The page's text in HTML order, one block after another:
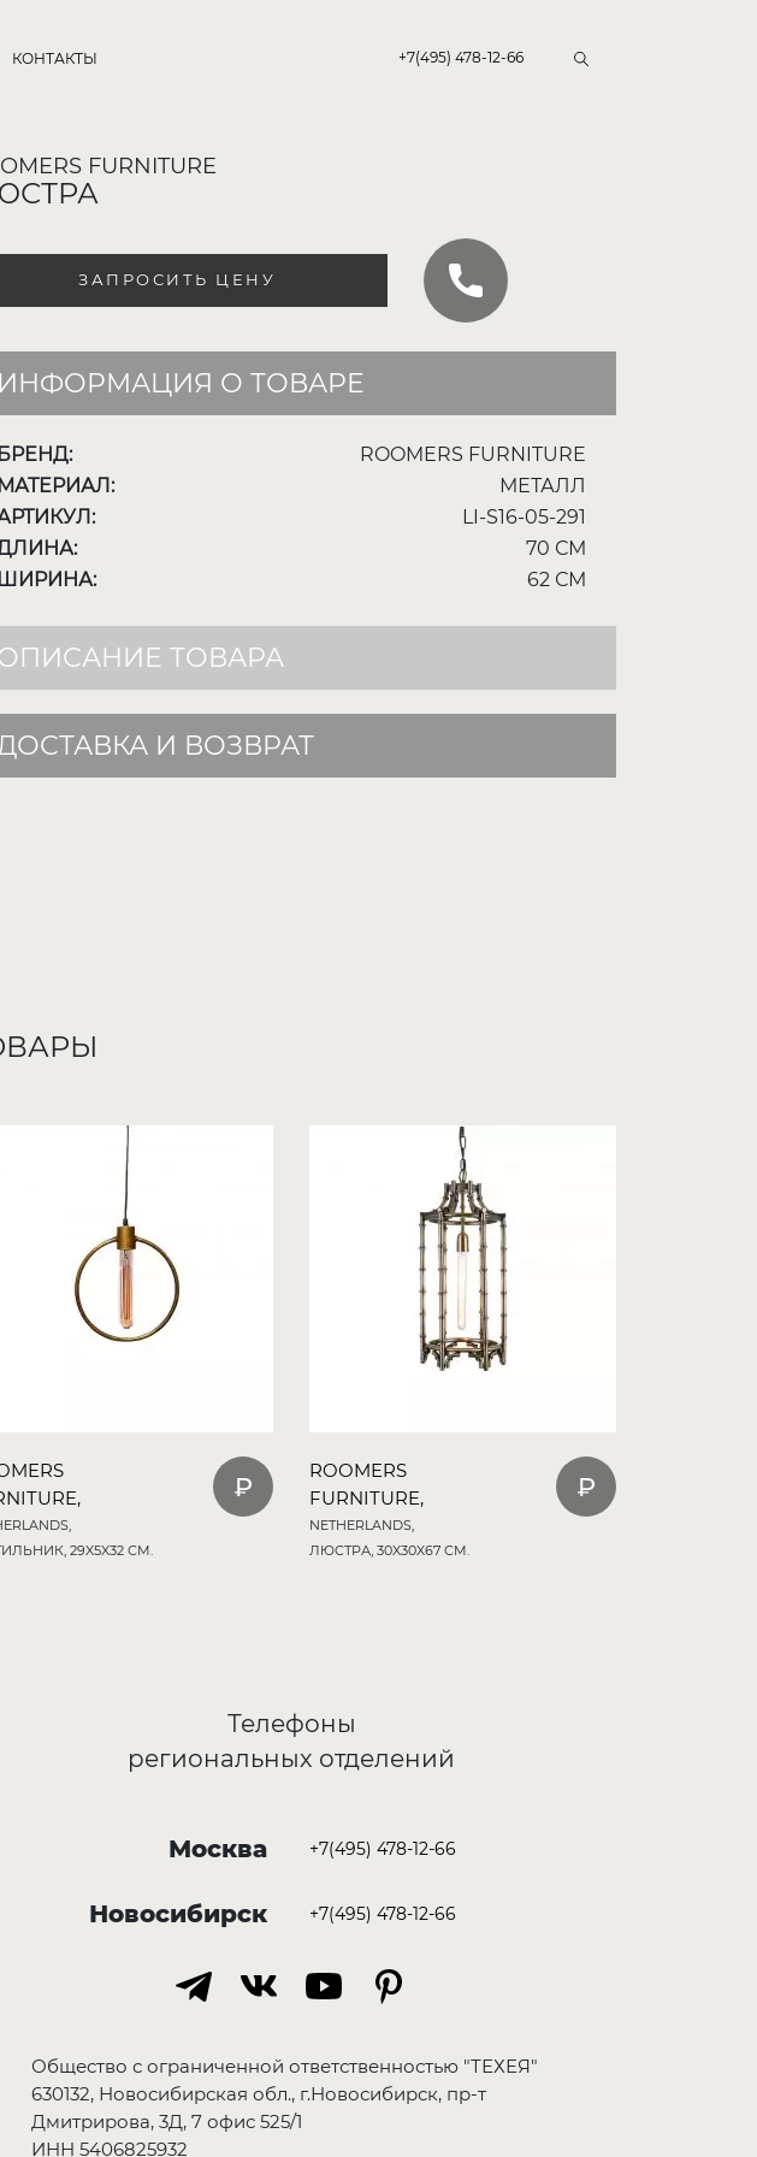
КОНТАКТЫ +7(495) 478-12-66
FURNITURE
ЗАПРОСИТЬ ЦЕНУ
ИНФОРМАЦИЯ О ТОВАРЕ
БРЕНД:
ROOMERS FURNITURE
МАТЕРИАЛ:
МЕТАЛЛ
LI-S16-05-291
70 СМ
ШИРИНА:
62 СМ
ТОВАРА
И ВОЗВРАТ
29X5X32 СМ.
ROOMERS
FURNITURE,
NETHERLANDS,
ЛЮСТРА, 30X30X67 СМ.
Телефоны
региональных отделений
Москва +7(495) 478-12-66
Новосибирск +7(495) 478-12-66
Общество с ограниченной ответственностью "ТЕХЕЯ"
630132, Новосибирская обл., г.Новосибирск, пр-т
Дмитрирова, 3Д, 7 офис 525/1
ИНН 5406825932